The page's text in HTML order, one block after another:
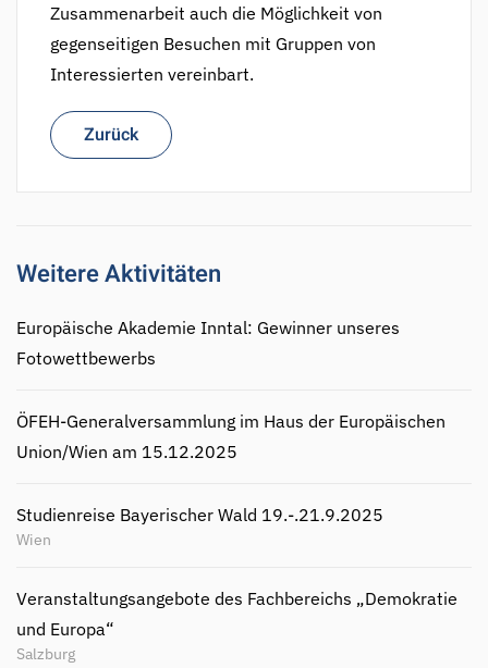
Zusammenarbeit auch die Möglichkeit von
gegenseitigen Besuchen mit Gruppen von
Interessierten vereinbart.
Zurück
Weitere Aktivitäten
Europäische Akademie Inntal: Gewinner unseres
Fotowettbewerbs
ÖFEH-Generalversammlung im Haus der Europäischen
Union/Wien am 15.12.2025
Studienreise Bayerischer Wald 19.-.21.9.2025
Wien
Veranstaltungsangebote des Fachbereichs „Demokratie
und Europa“
Salzburg